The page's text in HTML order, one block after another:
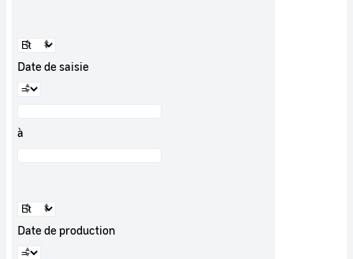
Date de saisie
à
Date de production